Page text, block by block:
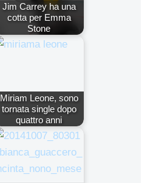
Jim Carrey ha una
cotta per Emma
Stone
Miriam Leone, sono
tornata single dopo
quattro anni